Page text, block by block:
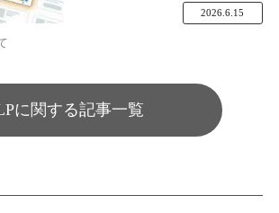
2026.6.15
に関する記事一覧